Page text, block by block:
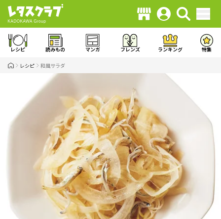
レシピ 読みもの マンガ フレンズ ランキング 特集
レシピ 和風サラダ